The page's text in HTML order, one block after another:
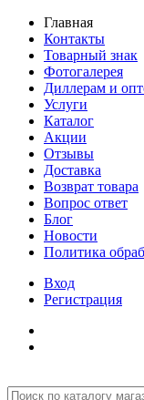
Главная
Контакты
Товарный знак
Фотогалерея
Диллерам и
Услуги
Каталог
Акции
Отзывы
Доставка
Возврат товара
Вопрос ответ
Блог
Новости
Политика
Вход
Регистрация